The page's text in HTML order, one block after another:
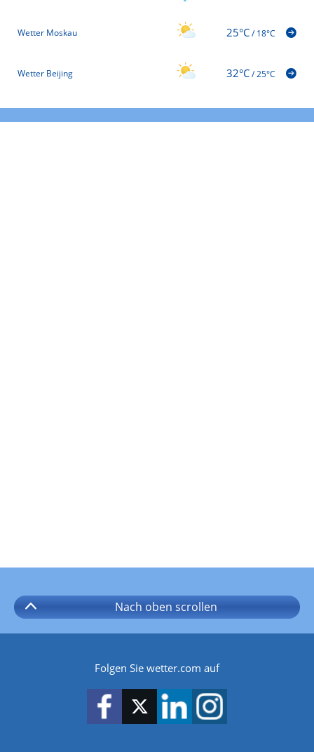
Wetter Moskau 25°C/18°C
Wetter Beijing 32°C/25°C
Nach oben scrollen
Folgen Sie wetter.com auf